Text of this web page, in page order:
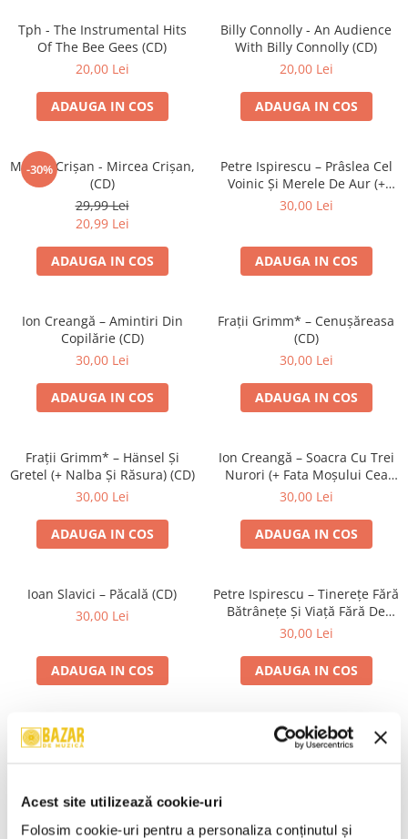
Acest site utilizează cookie-uri
Folosim cookie-uri pentru a personaliza conținutul și
Colecția Electrecord
Tph - The Instrumental Hits
Of The Bee Gees (CD)
20,00 Lei
ADAUGA IN COS
Billy Connolly - An Audience
With Billy Connolly (CD)
20,00 Lei
ADAUGA IN COS
-30%
Mircea Crișan - Mircea Crișan,
(CD)
29,99 Lei
20,99 Lei
ADAUGA IN COS
Petre Ispirescu – Prâslea Cel
Voinic Și Merele De Aur (+
Povestea Unui Om Sărac) (CD)
30,00 Lei
ADAUGA IN COS
Ion Creangă – Amintiri Din
Copilărie (CD)
30,00 Lei
ADAUGA IN COS
Frații Grimm* – Cenușăreasa
(CD)
30,00 Lei
ADAUGA IN COS
Frații Grimm* – Hänsel Și
Gretel (+ Nalba Și Răsura) (CD)
30,00 Lei
ADAUGA IN COS
Ion Creangă – Soacra Cu Trei
Nurori (+ Fata Moșului Cea
Isteață; Cărturarul Năzdrăvan)
30,00 Lei
ADAUGA IN COS
Ioan Slavici – Păcală (CD)
30,00 Lei
ADAUGA IN COS
Petre Ispirescu – Tinerețe Fără
Bătrânețe Și Viață Fără De
Moarte (+ Aleodor Împărat)
30,00 Lei
ADAUGA IN COS
Ion Creangă – Punguța Cu Doi
Bani (CD)
ADAUGA IN COS
Hans Christian Andersen –
Rățușca Cea Urâtă (CD)